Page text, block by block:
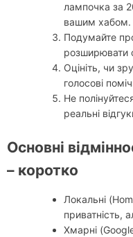
лампочка за
вашим хабом.
Подумайте
розширювати
Оцініть, чи
голосові
Не
реальні
Основні
– коротко
Локальні
приватність,
Хмарні